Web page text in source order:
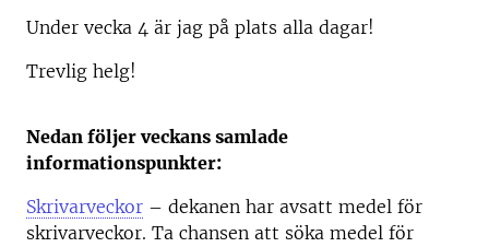
Under vecka 4 är jag på plats alla dagar!
Trevlig helg!
Nedan följer veckans samlade
informationspunkter:
Skrivarveckor – dekanen har avsatt medel för
skrivarveckor. Ta chansen att söka medel för